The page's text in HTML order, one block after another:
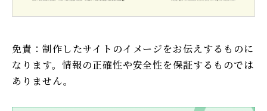
免責：制作したサイトのイメージをお伝えするものに
なります。情報の正確性や安全性を保証するものでは
ありません。